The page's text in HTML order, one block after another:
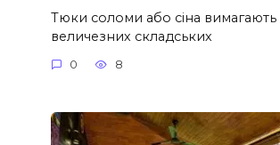
Тюки соломи або сіна вимагають
величезних складських
0 8